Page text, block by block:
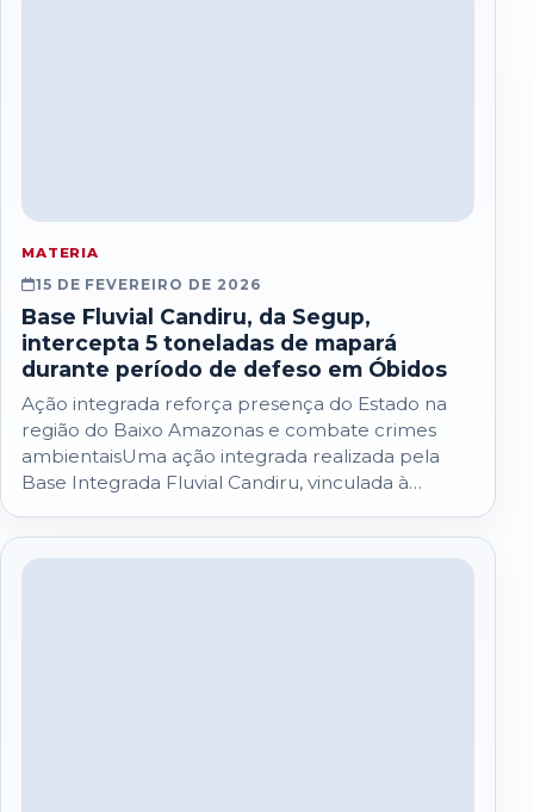
MATERIA
15 DE FEVEREIRO DE 2026
Base Fluvial Candiru, da Segup,
intercepta 5 toneladas de mapará
durante período de defeso em Óbidos
Ação integrada reforça presença do Estado na
região do Baixo Amazonas e combate crimes
ambientaisUma ação integrada realizada pela
Base Integrada Fluvial Candiru, vinculada à